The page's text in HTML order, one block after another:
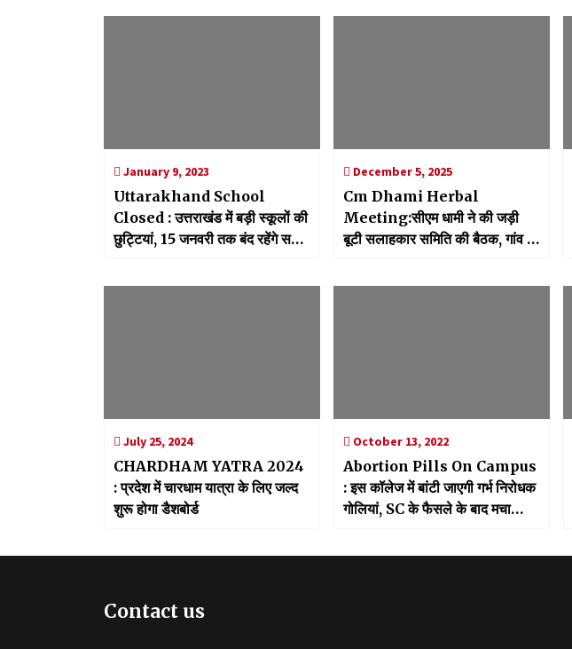
January 9, 2023
Uttarakhand School
Closed : उत्तराखंड में बड़ी स्कूलों की
छुट्टियां, 15 जनवरी तक बंद रहेंगे सभी
December 5, 2025
Cm Dhami Herbal
Meeting:सीएम धामी ने की जड़ी
बूटी सलाहकार समिति की बैठक, गांव में
July 25, 2024
CHARDHAM YATRA 2024
: प्रदेश में चारधाम यात्रा के लिए जल्द
शुरू होगा डैशबोर्ड
October 13, 2022
Abortion Pills On Campus
: इस कॉलेज में बांटी जाएगी गर्भ निरोधक
गोलियां, SC के फैसले के बाद मचा
Contact us